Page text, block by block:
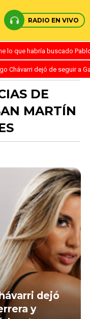
RADIO EN VIVO
lo que habría buscado
Chávarri dejó de seguir a
DE
MARTÍN
dejó
y